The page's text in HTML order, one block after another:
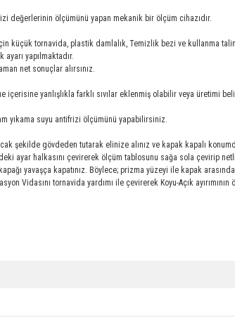
değerlerinin ölçümünü yapan mekanik bir ölçüm cihazıdır.
küçük tornavida, plastik damlalık, Temizlik bezi ve kullanma
yapılmaktadır.
net sonuçlar alırsınız.
yanlışlıkla farklı sıvılar eklenmiş olabilir veya üretimi
yıkama suyu antifrizi ölçümünü yapabilirsiniz.
şekilde gövdeden tutarak elinize alınız ve kapak kapalı
ayar halkasını çevirerek ölçüm tablosunu sağa sola çevirip
yavaşça kapatınız. Böylece; prizma yüzeyi ile kapak
Vidasını tornavida yardımı ile çevirerek Koyu-Açık